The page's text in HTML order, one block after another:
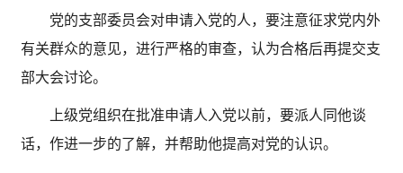
党的支部委员会对申请入党的人，要注意征求党内外
有关群众的意见，进行严格的审查，认为合格后再提交支
部大会讨论。
上级党组织在批准申请人入党以前，要派人同他谈
话，作进一步的了解，并帮助他提高对党的认识。